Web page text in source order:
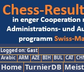
Logged on: Gast
Arabic ARM AZE BIH BUL CAT
Home TurnierDB